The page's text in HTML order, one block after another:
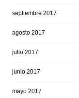
septiembre 2017
agosto 2017
julio 2017
junio 2017
mayo 2017